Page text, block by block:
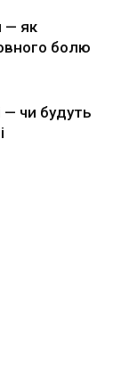
— як
болю
— чи будуть